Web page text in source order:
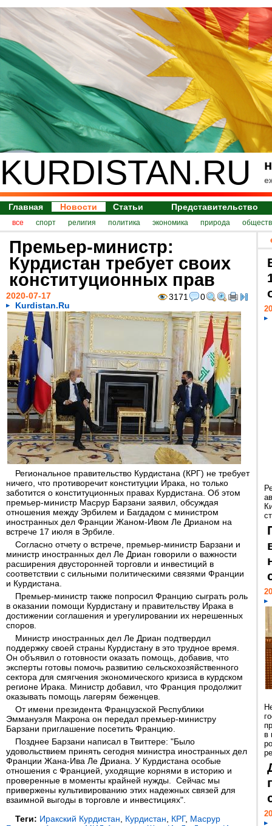
KURDISTAN.RU
Главная Новости Статьи Представительство
все спорт религия политика экономика природа
Премьер-министр:
Курдистан требует своих
конституционных прав
3171 0
2020-07-17
Kurdistan.Ru
Региональное правительство Курдистана (КРГ) не требует
ничего, что противоречит конституции Ирака, но только
заботится о конституционных правах Курдистана. Об этом
премьер-министр Масрур Барзани заявил, обсуждая
отношения между Эрбилем и Багдадом с министром
иностранных дел Франции Жаном-Ивом Ле Дрианом на
встрече 17 июля в Эрбиле.
Согласно отчету о встрече, премьер-министр Барзани и
министр иностранных дел Ле Дриан говорили о важности
расширения двусторонней торговли и инвестиций в
соответствии с сильными политическими связями Франции
и Курдистана.
Премьер-министр также попросил Францию сыграть роль
в оказании помощи Курдистану и правительству Ирака в
достижении соглашения и урегулировании их нерешенных
споров.
Министр иностранных дел Ле Дриан подтвердил
поддержку своей страны Курдистану в это трудное время.
Он объявил о готовности оказать помощь, добавив, что
эксперты готовы помочь развитию сельскохозяйственного
сектора для смягчения экономического кризиса в курдском
регионе Ирака. Министр добавил, что Франция продолжит
оказывать помощь лагерям беженцев.
От имени президента Французской Республики
Эммануэля Макрона он передал премьер-министру
Барзани приглашение посетить Францию.
Позднее Барзани написал в Твиттере: "Было
удовольствием принять сегодня министра иностранных дел
Франции Жана-Ива Ле Дриана. У Курдистана особые
отношения с Францией, уходящие корнями в историю и
проверенные в моменты крайней нужды. Сейчас мы
привержены культивированию этих надежных связей для
взаимной выгоды в торговле и инвестициях".
Теги: Иракский Курдистан Курдистан КРГ, Масрур
в